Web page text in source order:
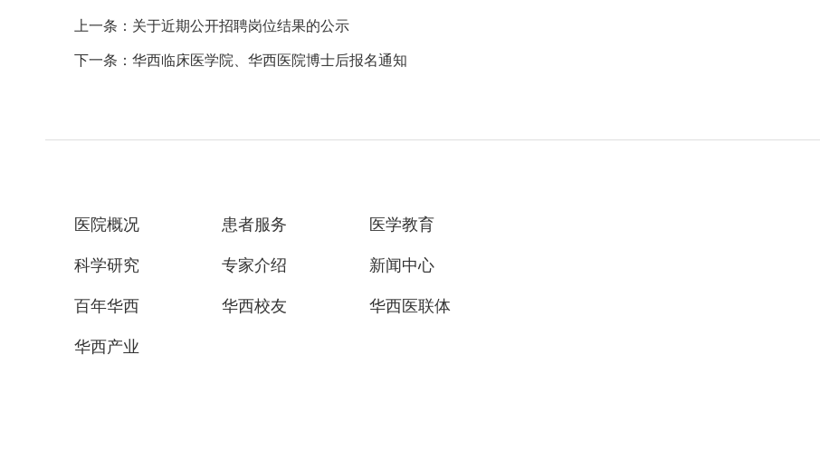
上一条：关于近期公开招聘岗位结果的公示
下一条：华西临床医学院、华西医院博士后报名通知
医院概况 患者服务 医学教育
科学研究 专家介绍 新闻中心
百年华西 华西校友 华西医联体
华西产业